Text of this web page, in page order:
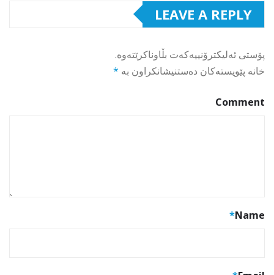
LEAVE A REPLY
پۆستی ئەلیکترۆنییەکەت بڵاوناکرێتەوە.
خانە پێویستەکان دەستنیشانکراون بە *
Comment
Name
*